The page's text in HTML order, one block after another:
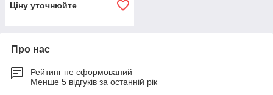
Ціну уточнюйте
Про нас
Рейтинг не сформований
Менше 5 відгуків за останній рік